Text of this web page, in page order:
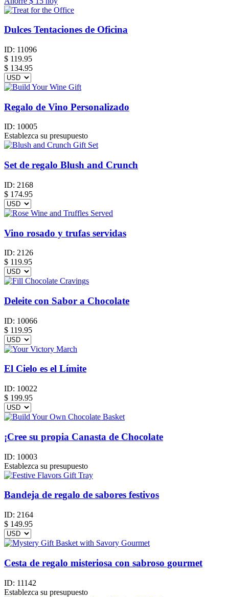
Dulces Tentaciones de Oficina
ID: 11096
$ 119.95
$ 134.95
Regalo de Vino Personalizado
ID: 10005
Establezca su presupuesto
Set de regalo Blush and Crunch
ID: 2168
$ 174.95
Vino rosado y trufas servidas
ID: 2126
$ 119.95
Deleite con Sabor a Chocolate
ID: 10066
$ 119.95
El Cielo es el Límite
ID: 10022
$ 199.95
¡Cree su propia Canasta de Chocolate
ID: 10003
Establezca su presupuesto
Bandeja de regalo de sabores festivos
ID: 2164
$ 149.95
Cesta de regalo misteriosa con sabroso gourmet
ID: 11142
Establezca su presupuesto